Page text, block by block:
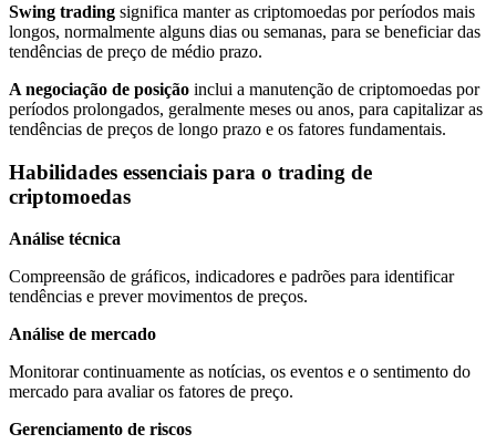
Swing trading significa manter as criptomoedas por períodos mais
longos, normalmente alguns dias ou semanas, para se beneficiar das
tendências de preço de médio prazo.
A negociação de posição inclui a manutenção de criptomoedas por
períodos prolongados, geralmente meses ou anos, para capitalizar as
tendências de preços de longo prazo e os fatores fundamentais.
Habilidades essenciais para o trading de
criptomoedas
Análise técnica
Compreensão de gráficos, indicadores e padrões para identificar
tendências e prever movimentos de preços.
Análise de mercado
Monitorar continuamente as notícias, os eventos e o sentimento do
mercado para avaliar os fatores de preço.
Gerenciamento de riscos